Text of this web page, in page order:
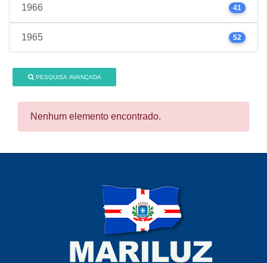
1966 41
1965 52
PESQUISA AVANÇADA
Nenhum elemento encontrado.